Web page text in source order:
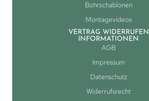
Bohrschablonen
Montagevideos
VERTRAG WIDERRUFEN
INFORMATIONEN
AGB
Impressum
Datenschutz
Widerrufsrecht